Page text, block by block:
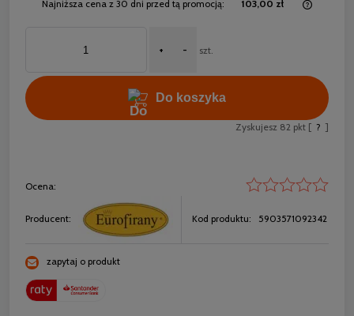
Najniższa cena z 30 dni przed tą promocją: 103,00 zł
+ - szt.
Do koszyka
Zyskujesz 82 pkt [ ? ]
Ocena:
Producent: Kod produktu: 5903571092342
zapytaj o produkt